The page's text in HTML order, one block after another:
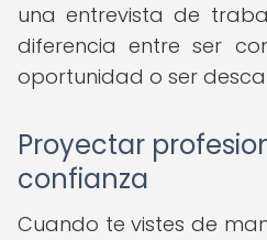
una entrevista de
diferencia entre ser
oportunidad o ser
Proyectar
confianza
Cuando te vistes de